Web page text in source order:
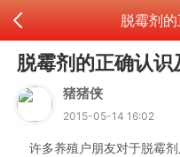
脱霉剂
脱霉剂的正确认识
猪猪侠
2015-05-14 16:02
许多养殖户朋友对于脱霉